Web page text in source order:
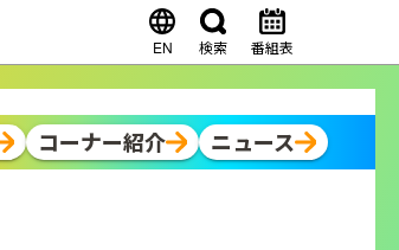
EN 検索 番組表
コーナー紹介 ニュース